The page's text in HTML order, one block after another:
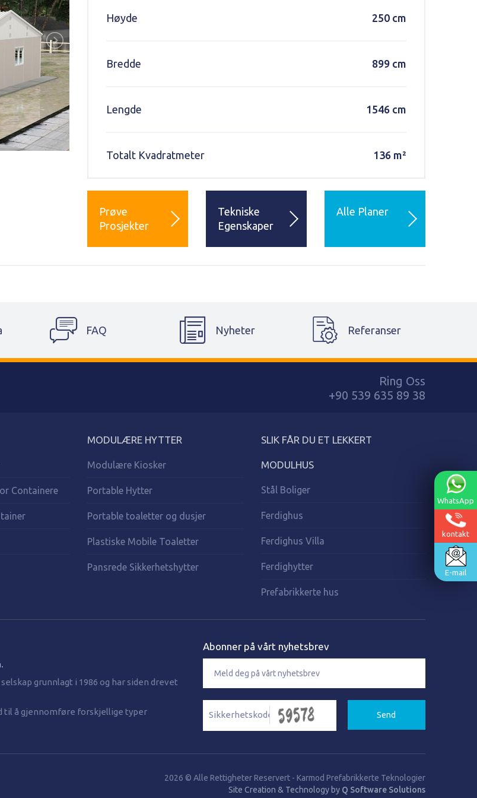
Høyde 250 cm
Bredde 899 cm
Lengde 1546 cm
Totalt Kvadratmeter 136 m²
Prøve
Prosjekter
Tekniske
Egenskaper
Alle Planer
FAQ Nyheter Referanser
Ring Oss
+90 539 635 89 38
Containere
MODULÆRE HYTTER
Modulære Kiosker
Portable Hytter
Portable toaletter og dusjer
Plastiske Mobile Toaletter
Pansrede Sikkerhetshytter
SLIK FÅR DU ET LEKKERT
MODULHUS
Stål Boliger
Ferdighus
Ferdighus Villa
Ferdighytter
Prefabrikkerte hus
grunnlagt i 1986 og har siden drevet
til å gjennomføre forskjellige typer
Abonner på vårt nyhetsbrev
Send
2026 © Alle Rettigheter Reservert - Karmod Prefabrikkerte Teknologier
Site Creation & Technology by Q Software Solutions
WhatsApp
kontakt
E-mail